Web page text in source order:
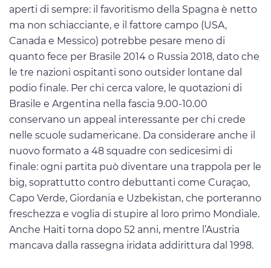
aperti di sempre: il favoritismo della Spagna è netto
ma non schiacciante, e il fattore campo (USA,
Canada e Messico) potrebbe pesare meno di
quanto fece per Brasile 2014 o Russia 2018, dato che
le tre nazioni ospitanti sono outsider lontane dal
podio finale. Per chi cerca valore, le quotazioni di
Brasile e Argentina nella fascia 9.00-10.00
conservano un appeal interessante per chi crede
nelle scuole sudamericane. Da considerare anche il
nuovo formato a 48 squadre con sedicesimi di
finale: ogni partita può diventare una trappola per le
big, soprattutto contro debuttanti come Curaçao,
Capo Verde, Giordania e Uzbekistan, che porteranno
freschezza e voglia di stupire al loro primo Mondiale.
Anche Haiti torna dopo 52 anni, mentre l’Austria
mancava dalla rassegna iridata addirittura dal 1998.